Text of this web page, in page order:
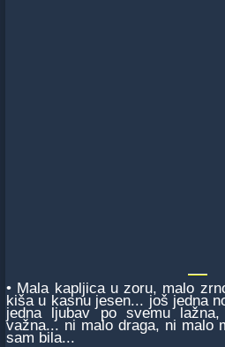
• Mala kapljica u zoru, malo
kiša u kasnu jesen... još jedna
jedna ljubav po svemu
važna... ni malo draga, ni malo
sam bila...